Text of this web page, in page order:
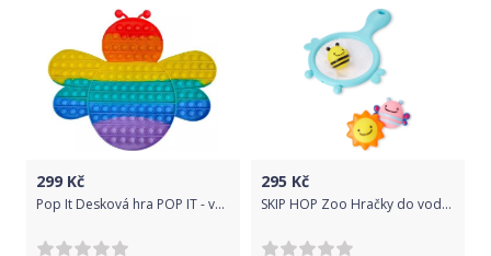
299 Kč
Pop It Desková hra POP IT - včela, duhová
295 Kč
SKIP HOP Zoo Hračky do vody set 4 ks Scoop&Catch 12m+